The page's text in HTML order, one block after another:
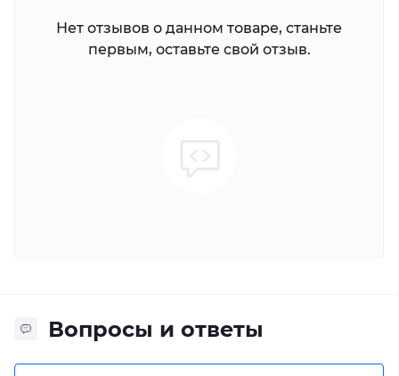
Нет отзывов о данном товаре, станьте
первым, оставьте свой отзыв.
Вопросы и ответы